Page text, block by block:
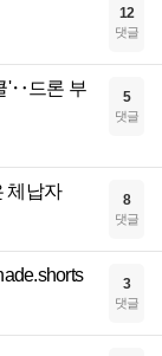
12
댓글
'‥드론 부
5
댓글
체납자 8
댓글
3
댓글